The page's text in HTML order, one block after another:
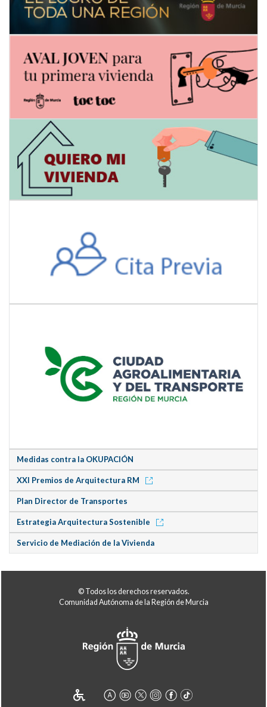
Medidas contra la OKUPACIÓN
XXI Premios de Arquitectura RM
Plan Director de Transportes
Estrategia Arquitectura Sostenible
Servicio de Mediación de la Vivienda
© Todos los derechos reservados.
Comunidad Autónoma de la Región de Murcia